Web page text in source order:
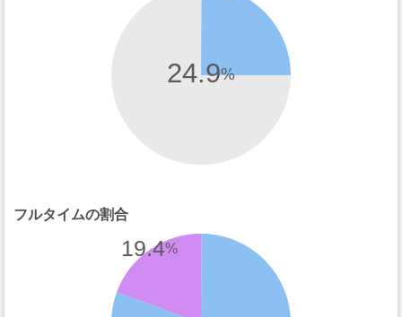
24.9%
フルタイムの割合
19.4%